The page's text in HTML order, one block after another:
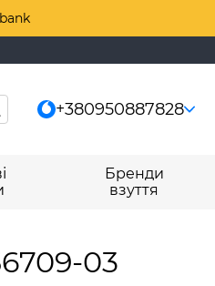
+380950887828
Бренди
взуття
03